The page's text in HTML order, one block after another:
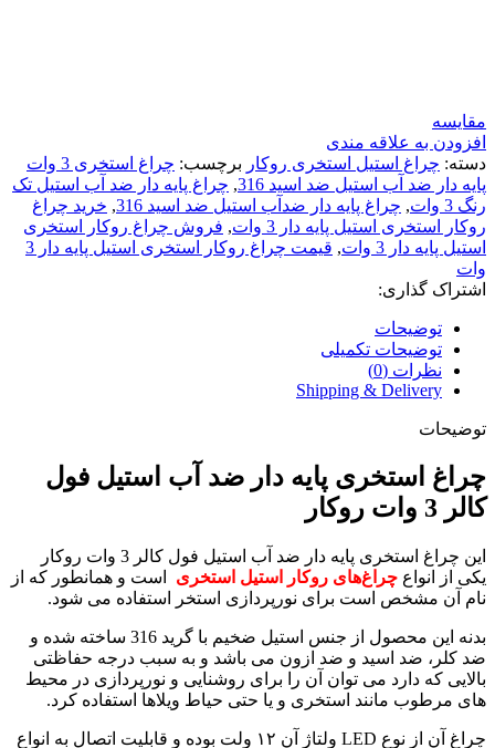
مقایسه
افزودن به علاقه مندی
دسته: چراغ استیل استخری روکار برچسب:
چراغ استخری 3 وات
پایه دار ضد آب استیل ضد اسید 316
, چراغ پایه دار ضد آب استیل تک
رنگ 3 وات
, چراغ پایه دار ضدآب استیل ضد اسید 316 , خرید چراغ
روکار استخری استیل پایه دار 3 وات
, فروش چراغ روکار استخری
استیل پایه دار 3 وات
,
قیمت چراغ روکار استخری استیل پایه دار 3
وات
اشتراک گذاری:
توضیحات
توضیحات تکمیلی
نظرات (0)
Shipping & Delivery
توضیحات
چراغ استخری پایه دار ضد آب استیل فول
کالر 3 وات روکار
این چراغ استخری پایه دار ضد آب استیل فول کالر 3 وات روکار
یکی از انواع چراغ‌های روکار استیل استخری
است و همانطور که از
نام آن مشخص است برای نورپردازی استخر استفاده می شود.
بدنه این محصول از جنس استیل ضخیم با گرید 316 ساخته شده و
ضد کلر، ضد اسید و ضد ازون می باشد و به سبب درجه حفاظتی
بالایی که دارد می توان آن را برای روشنایی و نورپردازی در محیط
های مرطوب مانند استخری و یا حتی حیاط ویلاها استفاده کرد.
چراغ آن از نوع LED ولتاژ آن ۱۲ ولت بوده و قابلیت اتصال به انواع